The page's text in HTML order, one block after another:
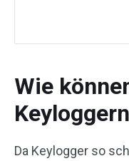
Wie
Da Keylogger so